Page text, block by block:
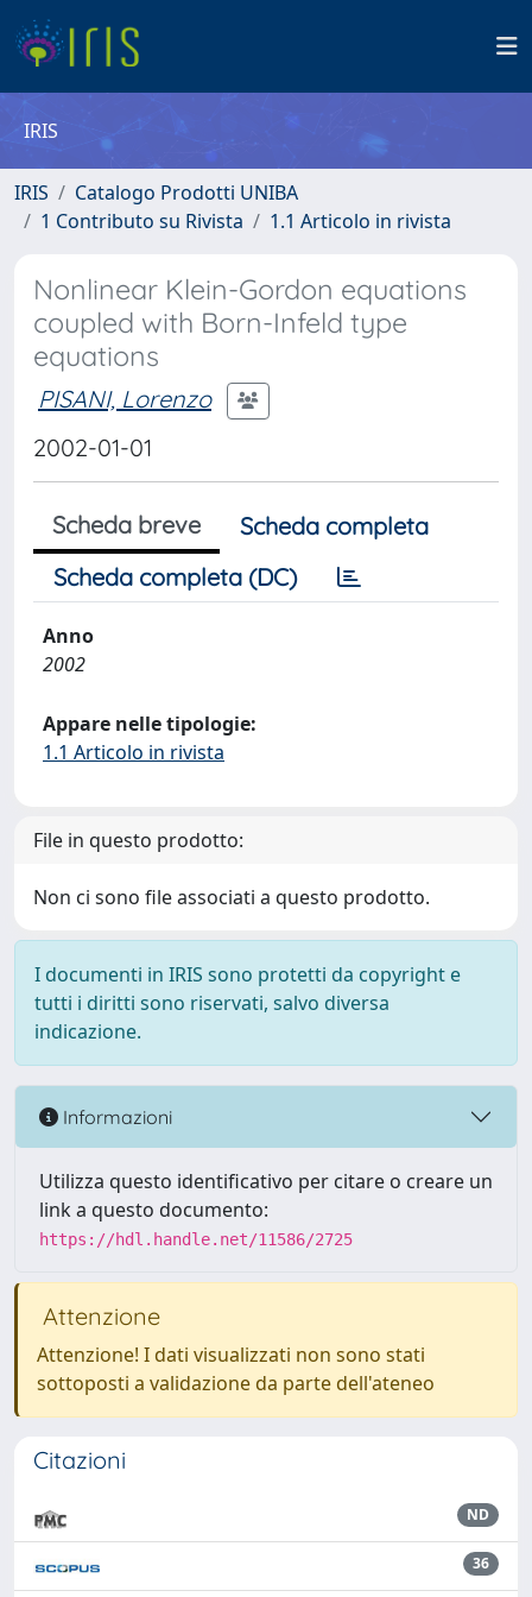
IRIS
IRIS
Catalogo Prodotti UNIBA
1 Contributo su Rivista
1.1 Articolo in rivista
Nonlinear Klein-Gordon equations
coupled with Born-Infeld type
equations
PISANI, Lorenzo
2002-01-01
Scheda breve
Scheda completa
Scheda completa (DC)
Anno
2002
Appare nelle tipologie:
1.1 Articolo in rivista
File in questo prodotto:
Non ci sono file associati a questo prodotto.
I documenti in IRIS sono protetti da copyright e
tutti i diritti sono riservati, salvo diversa
indicazione.
Informazioni
Utilizza questo identificativo per citare o creare un
link a questo documento:
https://hdl.handle.net/11586/2725
Attenzione
Attenzione! I dati visualizzati non sono stati
sottoposti a validazione da parte dell'ateneo
Citazioni
ND
36